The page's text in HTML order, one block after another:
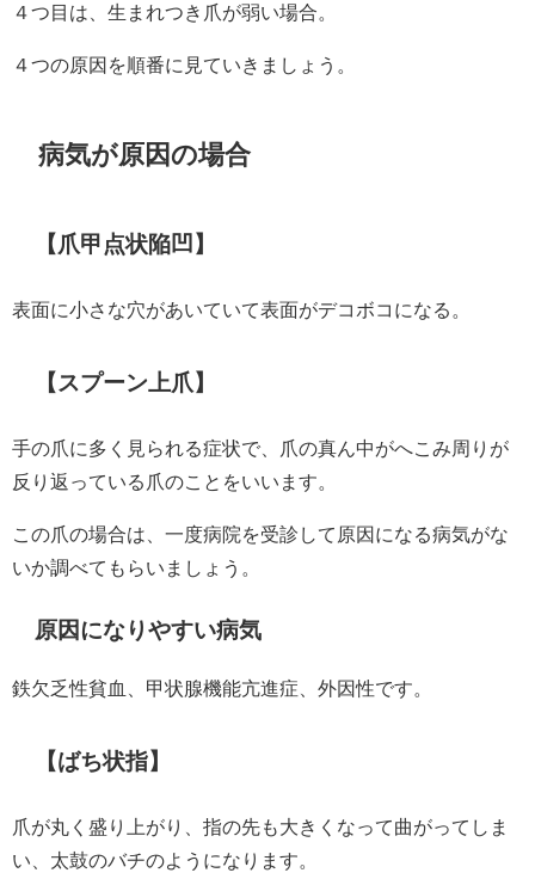
４つ目は、生まれつき爪が弱い場合。
４つの原因を順番に見ていきましょう。
病気が原因の場合
【爪甲点状陥凹】
表面に小さな穴があいていて表面がデコボコになる。
【スプーン上爪】
手の爪に多く見られる症状で、爪の真ん中がへこみ周りが
反り返っている爪のことをいいます。
この爪の場合は、一度病院を受診して原因になる病気がな
いか調べてもらいましょう。
原因になりやすい病気
鉄欠乏性貧血、甲状腺機能亢進症、外因性です。
【ばち状指】
爪が丸く盛り上がり、指の先も大きくなって曲がってしま
い、太鼓のバチのようになります。